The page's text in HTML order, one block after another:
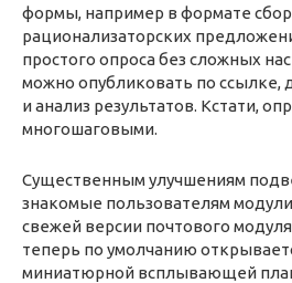
формы, например в формате
рационализаторских
простого опроса без сложных
можно опубликовать по ссылке,
и анализ результатов. Кстати,
многошаговыми.
Существенным улучшениям
знакомые пользователям
свежей версии почтового
теперь по умолчанию
миниатюрной всплывающей